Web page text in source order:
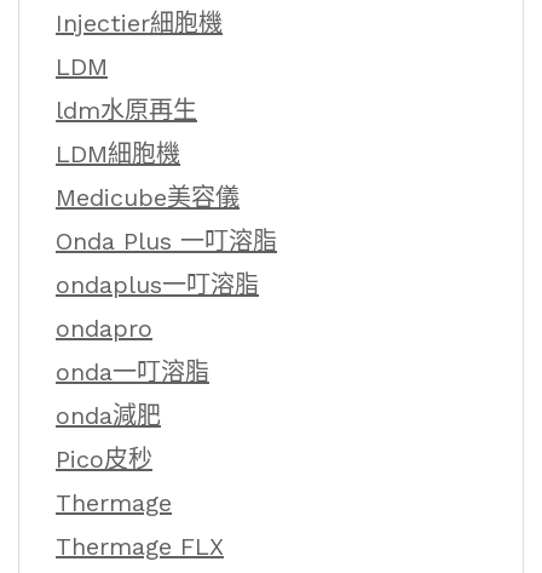
Injectier細胞機
LDM
ldm水原再生
LDM細胞機
Medicube美容儀
Onda Plus 一叮溶脂
ondaplus一叮溶脂
ondapro
onda一叮溶脂
onda減肥
Pico皮秒
Thermage
Thermage FLX